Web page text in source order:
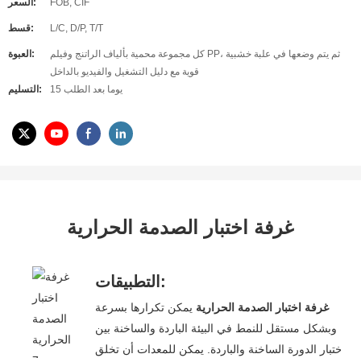
السعر: FOB, CIF
قسط: L/C, D/P, T/T
العبوة:
كل مجموعة محمية بألياف الراتنج وفيلم PP، ثم يتم وضعها في علبة خشبية
قوية مع دليل التشغيل والفيديو بالداخل
التسليم:
15 يوما بعد الطلب
غرفة اختبار الصدمة الحرارية
التطبيقات:
غرفة اختبار الصدمة الحرارية يمكن تكرارها بسرعة
وبشكل مستقل للنمط في البيئة الباردة والساخنة بين
اختبار الدورة الساخنة والباردة. يمكن للمعدات أن تخلق